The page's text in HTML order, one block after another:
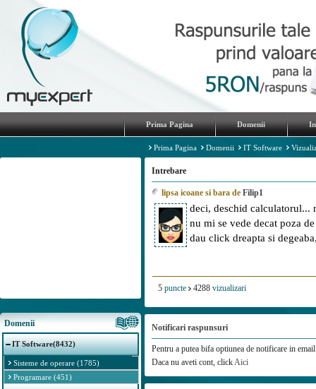
Prima Pagina Domenii
Domenii
IT Software(8432)
Sisteme de operare (1785)
Programare (451)
Prima Pagina Domenii IT Software
Intrebare
lipsa icoane si bara de Filip1
deci, deschid calculatorul...
nu mi se vede decat poza
dau click dreapta si
5 puncte 4288 vizualizari
Notificari raspunsuri
Pentru a putea bifa optiunea de notificare in
Daca nu aveti cont, clickAici